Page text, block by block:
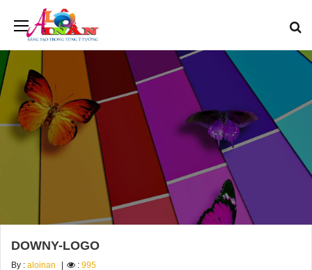
DOWNY-LOGO
By : aloinan : 995